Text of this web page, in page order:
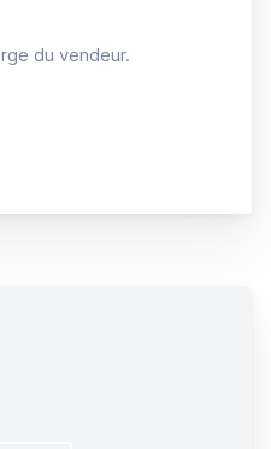
calme, vue dégagée, avec
du vendeur.